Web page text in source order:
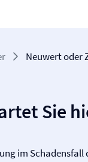
Neuwert oder
Sie
im Schadensfall